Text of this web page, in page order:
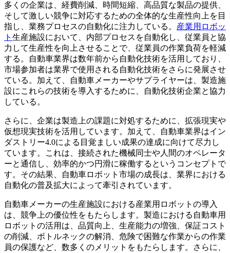
多くの企業は、経費削減、時間短縮、高品質な製品の提供、
そして激しい競争に対応するための全体的な生産性向上を目
指し、業務プロセスの自動化に注力している。 産業用ロボッ
ト 生産施設において、内部プロセスを自動化し、従業員と協
力して生産性を向上させることで、従業員の作業負荷を軽減
する。自動車業界は数年前から自動化技術を活用しており、
市場参加者は業界で使用される自動化技術をさらに発展させ
ている。加えて、自動車メーカーやサプライヤーは、製造施
設にこれらの技術を導入するために、自動化技術企業と協力
している。
さらに、企業は製造上の課題に対処するために、拡張現実や
仮想現実技術を活用しています。加えて、自動車業界はイン
ダストリー4.0による目覚ましい成果の達成に向けて尽力し
ています。これは、接続された機械同士や人間のオペレータ
ーと通信し、効率的かつ円滑に稼働するというコンセプトで
す。その結果、自動車ロボット市場の成長は、業界における
自動化の普及拡大によって牽引されています。
自動車メーカーの生産施設における産業用ロボットの導入
は、競争上の優位性をもたらします。製造における自動車用
ロボットの活用は、品質向上、生産能力の増強、保証コスト
の削減、ボトルネックの解消、危険で困難な作業からの作業
員の保護など、数多くのメリットをもたらします。さらに、